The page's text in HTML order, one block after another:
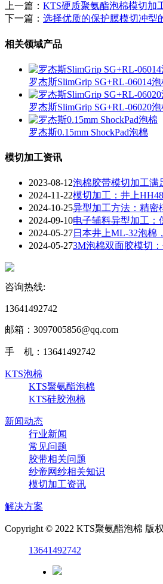
上一篇： KTS硬质聚氨酯泡棉模切加
下一篇： 选择优质的保护膜模切冲型
相关领域产品
罗杰斯SlimGrip SG+RL-06014泡
罗杰斯SlimGrip SG+RL-06020泡
罗杰斯0.15mm ShockPad泡棉
模切加工资讯
2023-08-12泡棉胶带模切加工
2024-11-22模切加工：井上
2024-10-25异型加工方法：精
2024-09-10电子辅料异型加工
2024-05-27日本井上ML-32泡棉
2024-05-273M泡棉双面胶模切
咨询热线:
13641492742
邮箱：3097005856@qq.com‬
手 机：13641492742
KTS泡棉
KTS聚氨酯泡棉
KTS硅胶泡棉
新闻动态
行业新闻
常见问题
胶带相关问题
纱帝网纱相关知识
模切加工资讯
解决方案
Copyright © 2022 KTS聚氨酯泡棉
13641492742